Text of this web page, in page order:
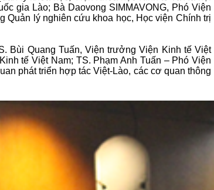
gia Lào; Bà Daovong SIMMAVONG, Phó Viện
Quản lý nghiên cứu khoa học, Học viện Chính trị
Bùi Quang Tuấn, Viện trưởng Viện Kinh tế Việt
tế Việt Nam; TS. Phạm Anh Tuấn – Phó Viện
phát triển hợp tác Việt-Lào, các cơ quan thông